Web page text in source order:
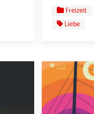
Freizeit
Liebe